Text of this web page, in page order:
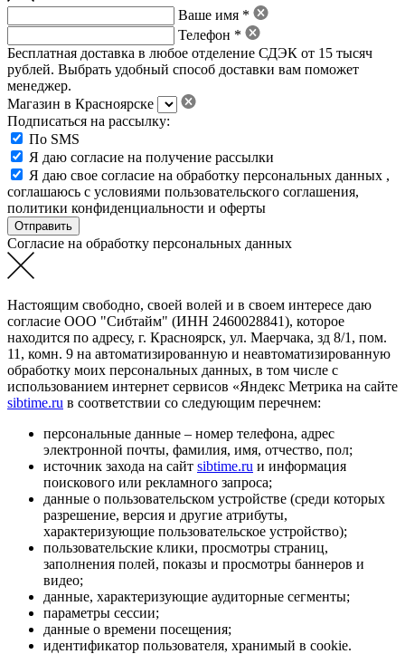
Ваше имя *
Телефон *
Бесплатная доставка в любое отделение СДЭК от 15 тысяч
рублей. Выбрать удобный способ доставки вам поможет
менеджер.
Магазин в Красноярске
Подписаться на рассылку:
По SMS
Я даю согласие на получение рассылки
Я даю свое согласие на обработку персональных данных ,
соглашаюсь с условиями пользовательского соглашения,
политики конфиденциальности и оферты
Согласие на обработку персональных данных
Настоящим свободно, своей волей и в своем интересе даю
согласие ООО "Сибтайм" (ИНН 2460028841), которое
находится по адресу, г. Красноярск, ул. Маерчака, зд 8/1, пом.
11, комн. 9 на автоматизированную и неавтоматизированную
обработку моих персональных данных, в том числе с
использованием интернет сервисов «Яндекс Метрика на сайте
sibtime.ru в соответствии со следующим перечнем:
персональные данные – номер телефона, адрес
электронной почты, фамилия, имя, отчество, пол;
источник захода на сайт sibtime.ru и информация
поискового или рекламного запроса;
данные о пользовательском устройстве (среди которых
разрешение, версия и другие атрибуты,
характеризующие пользовательское устройство);
пользовательские клики, просмотры страниц,
заполнения полей, показы и просмотры баннеров и
видео;
данные, характеризующие аудиторные сегменты;
параметры сессии;
данные о времени посещения;
идентификатор пользователя, хранимый в cookie.